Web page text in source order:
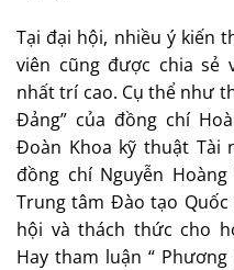
Tại đại hội, nhiều ý kiến
viên cũng được chia sẻ
nhất trí cao. Cụ thể như
Đảng” của đồng chí
Đoàn Khoa kỹ thuật Tài
đồng chí Nguyễn
Trung tâm Đào tạo
hội và thách thức cho
Hay tham luận “